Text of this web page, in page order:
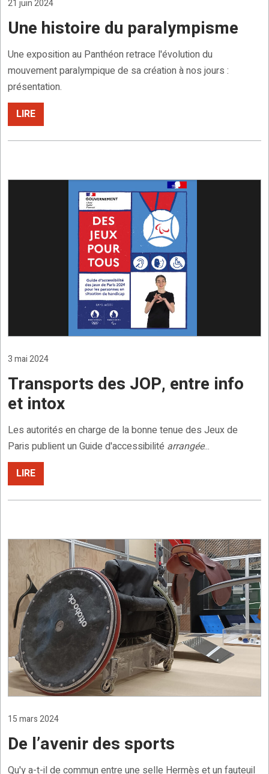
21 juin 2024
Une histoire du paralympisme
Une exposition au Panthéon retrace l'évolution du
mouvement paralympique de sa création à nos jours :
présentation.
LIRE
3 mai 2024
Transports des JOP, entre info
et intox
Les autorités en charge de la bonne tenue des Jeux de
Paris publient un Guide d'accessibilité arrangée...
LIRE
15 mars 2024
De l’avenir des sports
Qu'y a-t-il de commun entre une selle Hermès et un fauteuil